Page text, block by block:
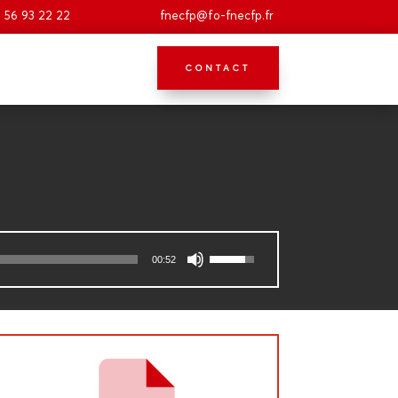
56 93 22 22 fnecfp@fo-fnecfp.fr
CONTACT
00:52
haut/bas
pour